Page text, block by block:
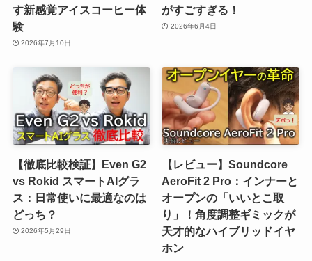
す新感覚アイスコーヒー体
験
2026年7月10日
がすごすぎる！
2026年6月4日
【徹底比較検証】Even G2
vs Rokid スマートAIグラ
ス：日常使いに最適なのは
どっち？
2026年5月29日
【レビュー】Soundcore
AeroFit 2 Pro：インナーと
オープンの「いいとこ取
り」！角度調整ギミックが
天才的なハイブリッドイヤ
ホン